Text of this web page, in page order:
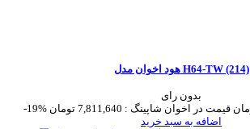
هود اخوان مدل H64-TW (214)
بدون رای
-19%
قیمت در اخوان شاپینگ : 7,811,640 تومان
اضافه به سبد خرید